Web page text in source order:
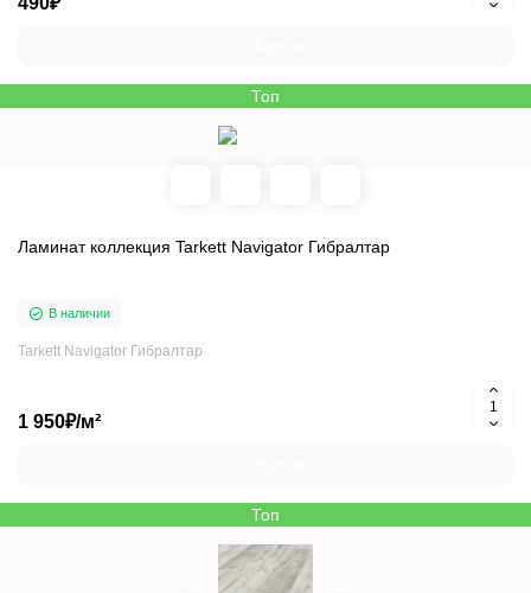
Топ
Ламинат коллекция Tarkett Navigator Гибралтар
В наличии
Tarkett Navigator Гибралтар
1 950₽/м²
Топ